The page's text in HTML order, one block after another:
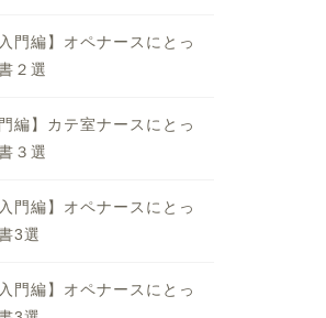
門編】オペナースにとっ
２選
編】カテ室ナースにとっ
３選
門編】オペナースにとっ
3選
門編】オペナースにとっ